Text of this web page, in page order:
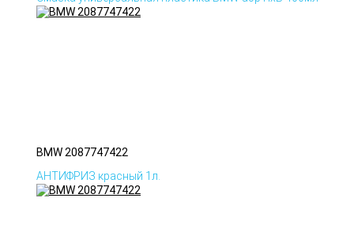
BMW 2087747422
АНТИФРИЗ красный 1л.